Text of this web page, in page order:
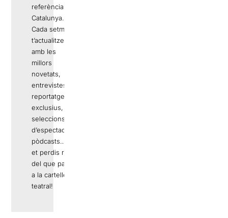
referència a
Catalunya.
Cada setmana
t’actualitzem
amb les
millors
novetats,
entrevistes,
reportatges
exclusius,
seleccions
d’espectacles,
pòdcasts… No
et perdis res
del que passa
a la cartellera
teatral!